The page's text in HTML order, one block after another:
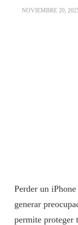
NOVIEMBRE 20,
Perder un
generar
permite proteger